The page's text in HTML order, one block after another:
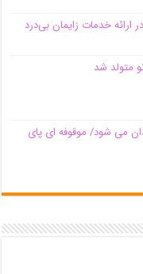
متولد شد
می شود/ موقوفه ای پای